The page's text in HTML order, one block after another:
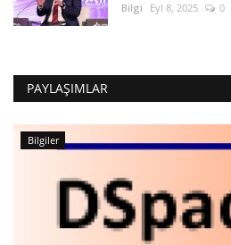
Bilgi Eyl 8, 2025 0
PAYLAŞIMLAR
Bilgiler